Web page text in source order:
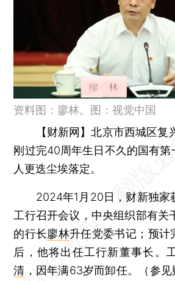
资料图：廖林。图：视觉中国
【财新网】北京市西城区复
刚过完40周年生日不久的国有第
人更迭尘埃落定。
2024年1月20日，财新独家
工行召开会议，中央组织部有关
的行长廖林升任党委书记；预计
后，他将出任工行新董事长。
清 ，因年满63岁而卸任。（参